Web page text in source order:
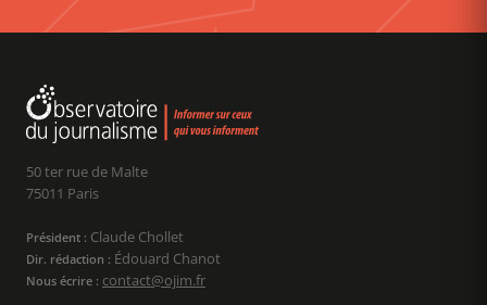
50 ter rue de Malte
75011 Paris
Président : Claude Chollet
Dir. rédaction : Édouard Chanot
Nous écrire : contact@ojim.fr